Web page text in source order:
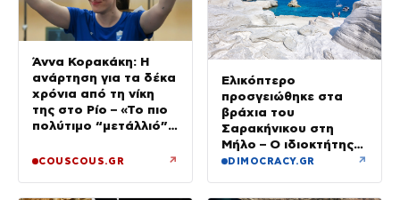
Άννα Κορακάκη: Η
ανάρτηση για τα δέκα
χρόνια από τη νίκη
της στο Ρίο – «Το πιο
πολύτιμο “μετάλλιό”
COUSCOUS.GR ↗
Ελικόπτερο
προσγειώθηκε στα
βράχια του
Σαρακήνικου στη
Μήλο – Ο ιδιοκτήτης
κατέβηκε για μπάνιο
DIMOCRACY.GR ↗